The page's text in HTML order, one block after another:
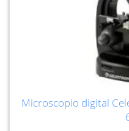
Microscopio digital